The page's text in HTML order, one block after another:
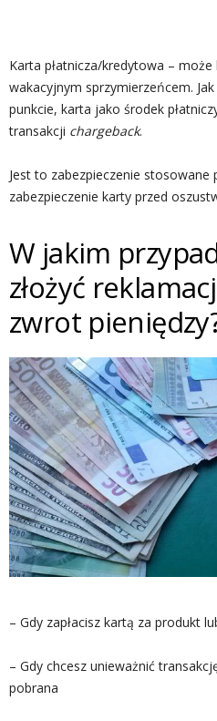
Karta płatnicza/kredytowa –
wakacyjnym sprzymierzeńcem.
punkcie, karta jako środek
transakcji chargeback.
Jest to zabezpieczenie stosowane
zabezpieczenie karty przed
W jakim
złożyć
zwrot
– Gdy zapłacisz kartą za produkt
– Gdy chcesz unieważnić
pobrana